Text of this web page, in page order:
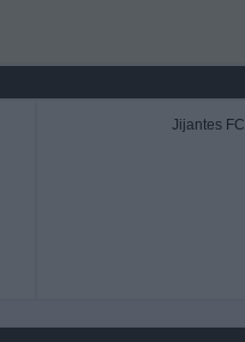
Jijantes FC